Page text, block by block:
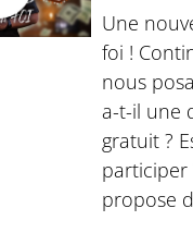
Une
foi !
nous
a-t-il une
gratuit ?
participer
propose